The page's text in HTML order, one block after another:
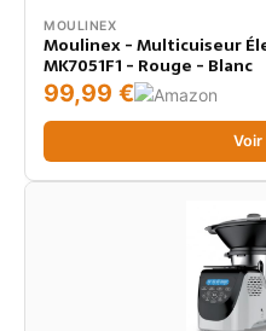
MOULINEX
Moulinex - Multicuiseur
MK7051F1 - Rouge - Blanc
99,99 €